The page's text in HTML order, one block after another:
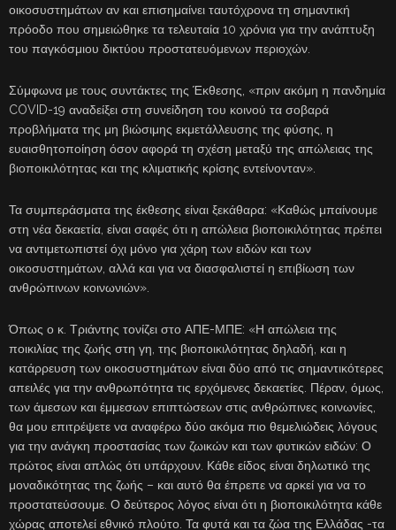
οικοσυστημάτων αν και επισημαίνει ταυτόχρονα τη σημαντική
πρόοδο που σημειώθηκε τα τελευταία 10 χρόνια για την ανάπτυξη
του παγκόσμιου δικτύου προστατευόμενων περιοχών.
Σύμφωνα με τους συντάκτες της Έκθεσης, «πριν ακόμη η πανδημία
COVID-19 αναδείξει στη συνείδηση του κοινού τα σοβαρά
προβλήματα της μη βιώσιμης εκμετάλλευσης της φύσης, η
ευαισθητοποίηση όσον αφορά τη σχέση μεταξύ της απώλειας της
βιοποικιλότητας και της κλιματικής κρίσης εντείνονταν».
Τα συμπεράσματα της έκθεσης είναι ξεκάθαρα: «Καθώς μπαίνουμε
στη νέα δεκαετία, είναι σαφές ότι η απώλεια βιοποικιλότητας πρέπει
να αντιμετωπιστεί όχι μόνο για χάρη των ειδών και των
οικοσυστημάτων, αλλά και για να διασφαλιστεί η επιβίωση των
ανθρώπινων κοινωνιών».
Όπως ο κ. Τριάντης τονίζει στο ΑΠΕ-ΜΠΕ: «Η απώλεια της
ποικιλίας της ζωής στη γη, της βιοποικιλότητας δηλαδή, και η
κατάρρευση των οικοσυστημάτων είναι δύο από τις σημαντικότερες
απειλές για την ανθρωπότητα τις ερχόμενες δεκαετίες. Πέραν, όμως,
των άμεσων και έμμεσων επιπτώσεων στις ανθρώπινες κοινωνίες,
θα μου επιτρέψετε να αναφέρω δύο ακόμα πιο θεμελιώδεις λόγους
για την ανάγκη προστασίας των ζωικών και των φυτικών ειδών: Ο
πρώτος είναι απλώς ότι υπάρχουν. Κάθε είδος είναι δηλωτικό της
μοναδικότητας της ζωής – και αυτό θα έπρεπε να αρκεί για να το
προστατεύσουμε. Ο δεύτερος λόγος είναι ότι η βιοποικιλότητα κάθε
χώρας αποτελεί εθνικό πλούτο. Τα φυτά και τα ζώα της Ελλάδας -τα